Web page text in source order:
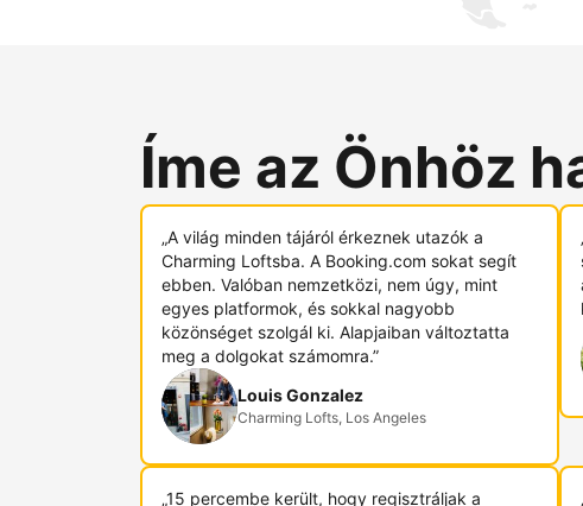
Íme az Önhöz
„A világ minden tájáról érkeznek utazók a
Charming Loftsba. A Booking.com sokat segít
ebben. Valóban nemzetközi, nem úgy, mint
egyes platformok, és sokkal nagyobb
közönséget szolgál ki. Alapjaiban változtatta
meg a dolgokat számomra.”
Louis Gonzalez
Charming Lofts, Los Angeles
„15 percembe került, hogy regisztráljak a